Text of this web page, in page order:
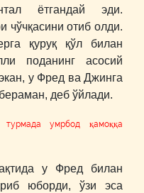
ётгандай эди.
чўчқасини отиб олди.
қуруқ қўл билан
поданинг асосий
у Фред ва Джинга
деб ўйлади.
умрбод қамоққа
у Фред билан
юборди, ўзи эса